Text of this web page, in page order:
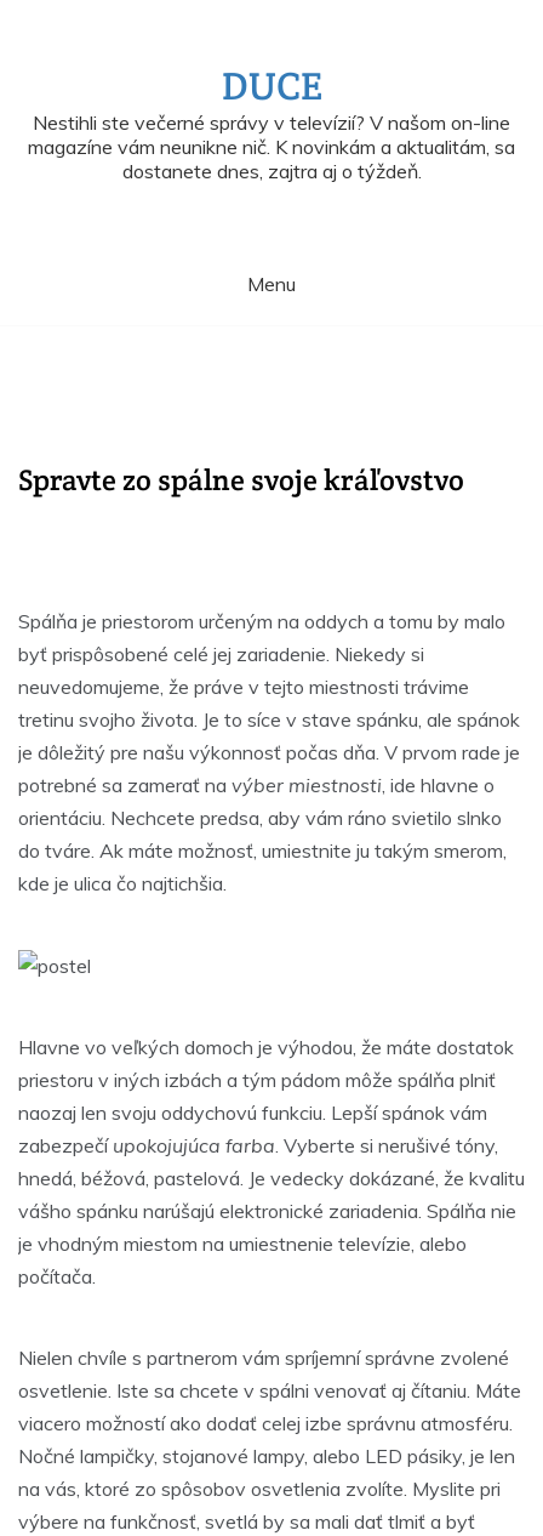
DUCE
Nestihli ste večerné správy v televízií? V našom on-line
magazíne vám neunikne nič. K novinkám a aktualitám, sa
dostanete dnes, zajtra aj o týždeň.
Menu
Spravte zo spálne svoje kráľovstvo
Spálňa je priestorom určeným na oddych a tomu by malo
byť prispôsobené celé jej zariadenie. Niekedy si
neuvedomujeme, že práve v tejto miestnosti trávime
tretinu svojho života. Je to síce v stave spánku, ale spánok
je dôležitý pre našu výkonnosť počas dňa. V prvom rade je
potrebné sa zamerať na výber miestnosti, ide hlavne o
orientáciu. Nechcete predsa, aby vám ráno svietilo slnko
do tváre. Ak máte možnosť, umiestnite ju takým smerom,
kde je ulica čo najtichšia.
Hlavne vo veľkých domoch je výhodou, že máte dostatok
priestoru v iných izbách a tým pádom môže spálňa plniť
naozaj len svoju oddychovú funkciu. Lepší spánok vám
zabezpečí upokojujúca farba. Vyberte si nerušivé tóny,
hnedá, béžová, pastelová. Je vedecky dokázané, že kvalitu
vášho spánku narúšajú elektronické zariadenia. Spálňa nie
je vhodným miestom na umiestnenie televízie, alebo
počítača.
Nielen chvíle s partnerom vám spríjemnísprávne zvolené
osvetlenie. Iste sa chcete v spálni venovať aj čítaniu. Máte
viacero možností ako dodať celej izbe správnu atmosféru.
Nočné lampičky, stojanové lampy, alebo LED pásiky, je len
na vás, ktoré zo spôsobov osvetlenia zvolíte. Myslite pri
výbere na funkčnosť, svetlá by sa mali dať tlmiť a byť